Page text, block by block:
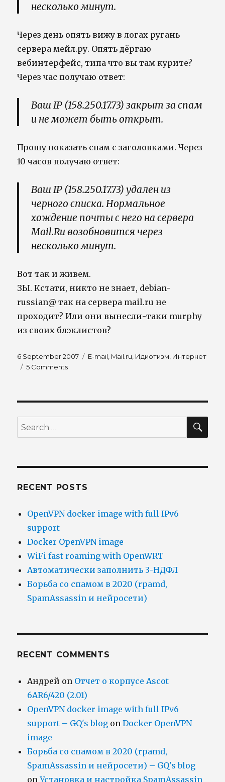
несколько минут.
Через день опять вижу в логах ругань
сервера мейл.ру. Опять дёргаю
вебинтерфейс, типа что вы там курите?
Через час получаю ответ:
Ваш IP (158.250.17.73) закрыт за спам
и не может быть открыт.
Прошу показать спам с заголовками. Через
10 часов получаю ответ:
Ваш IP (158.250.17.73) удален из
черного списка. Нормальное
хождение почты с него на сервера
Mail.Ru возобновится через
несколько минут.
Вот так и живем.
ЗЫ. Кстати, никто не знает, debian-
russian@ так на сервера mail.ru не
проходит? Или они вынесли-таки murphy
из своих блэклистов?
Posted
on
6 September 2007 Tags
E-mail Mail.ru Идиотизм Интернет
5 Commentson
Search
for:
RECENT POSTS
OpenVPN docker image with full IPv6
support
Docker OpenVPN image
WiFi fast roaming with OpenWRT
Автоматически заполнить 3-НДФЛ
Борьба со спамом в 2020 (rpamd,
SpamAssassin и нейросети)
RECENT COMMENTS
Андрей on Отчет о корпусе Ascot
6AR6/420 (2.01)
OpenVPN docker image with full IPv6
support – GQ's blog onDocker OpenVPN
image
Борьба со спамом в 2020 (rpamd,
SpamAssassin и нейросети) – GQ's blog
onУстановка и настройка SpamAssassin